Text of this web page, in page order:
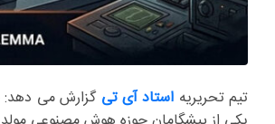
تیم تحریریه استاد آی تی